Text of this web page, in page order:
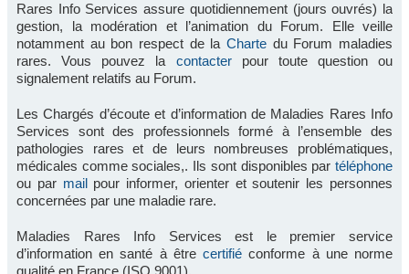
Rares Info Services assure quotidiennement (jours ouvrés) la
gestion, la modération et l’animation du Forum. Elle veille
notamment au bon respect de la Charte du Forum maladies
rares. Vous pouvez la contacterpour toute question ou
signalement relatifs au Forum.
Les Chargés d’écoute et d’information de Maladies Rares Info
Services sont des professionnels formé à l’ensemble des
pathologies rares et de leurs nombreuses problématiques,
médicales comme sociales,. Ils sont disponibles par téléphone
ou par mailpour informer, orienter et soutenir les personnes
concernées par une maladie rare.
Maladies Rares Info Services est le premier service
d’information en santé à êtrecertifié conforme à une norme
qualité en France (ISO 9001).